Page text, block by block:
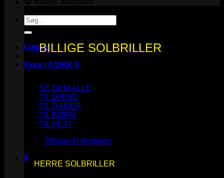
Søg
efter:
Log ind
Kurv /0 DKK 0
Ingen varer i kurven.
Tilbage til shoppen
0
Kurv
BILLIGE SOLBRILLER
SE DEM ALLE
TIL MÆND
TIL DAMER
TIL BØRN
TIL FEST
HERRE SOLBRILLER